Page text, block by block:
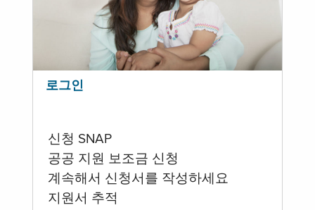
로그인
신청 SNAP
공공 지원 보조금 신청
계속해서 신청서를 작성하세요
지원서 추적